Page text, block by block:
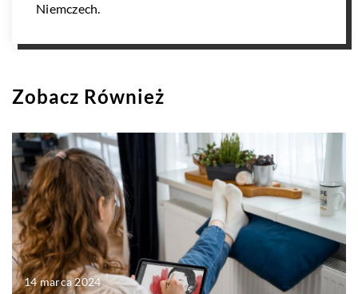
Niemczech.
Zobacz Również
14 marca 2024